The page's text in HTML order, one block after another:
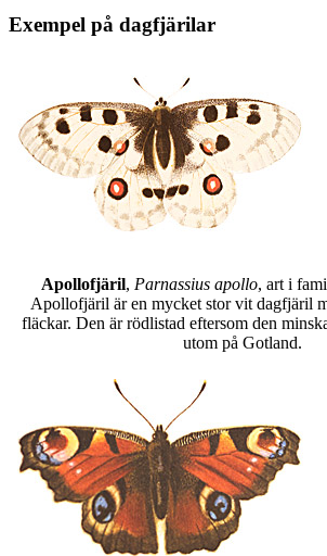
Exempel på dagfjärilar
Apollofjäril, Parnassius apollo, art i
Apollofjäril är en mycket stor vit dagfjäril
fläckar. Den är rödlistad eftersom den
utom på Gotland.